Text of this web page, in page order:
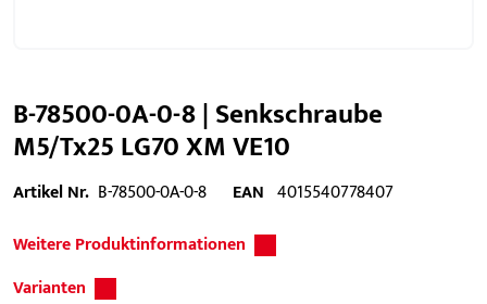
B-78500-0A-0-8 | Senkschraube
M5/Tx25 LG70 XM VE10
Artikel Nr. B-78500-0A-0-8 EAN 4015540778407
Weitere Produktinformationen
Varianten